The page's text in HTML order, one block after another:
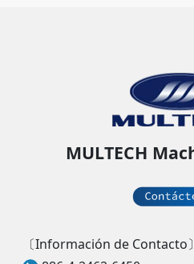
MULTECH
〔Información de Contacto〕